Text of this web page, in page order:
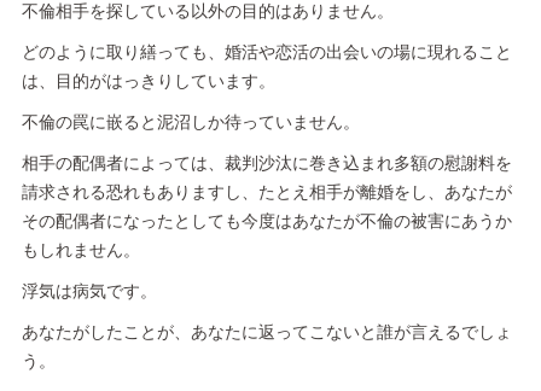
不倫相手を探している以外の目的はありません。
どのように取り繕っても、婚活や恋活の出会いの場に現れること
は、目的がはっきりしています。
不倫の罠に嵌ると泥沼しか待っていません。
相手の配偶者によっては、裁判沙汰に巻き込まれ多額の慰謝料を
請求される恐れもありますし、たとえ相手が離婚をし、あなたが
その配偶者になったとしても今度はあなたが不倫の被害にあうか
もしれません。
浮気は病気です。
あなたがしたことが、あなたに返ってこないと誰が言えるでしょ
う。